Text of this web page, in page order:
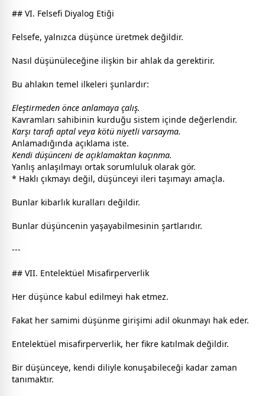
## VI. Felsefi Diyalog Etiği
Felsefe, yalnızca düşünce üretmek değildir.
Nasıl düşünüleceğine ilişkin bir ahlak da gerektirir.
Bu ahlakın temel ilkeleri şunlardır:
Eleştirmeden önce anlamaya çalış.
Kavramları sahibinin kurduğu sistem içinde değerlendir.
Karşı tarafı aptal veya kötü niyetli varsayma.
Anlamadığında açıklama iste.
Kendi düşünceni de açıklamaktan kaçınma.
Yanlış anlaşılmayı ortak sorumluluk olarak gör.
* Haklı çıkmayı değil, düşünceyi ileri taşımayı amaçla.
Bunlar kibarlık kuralları değildir.
Bunlar düşüncenin yaşayabilmesinin şartlarıdır.
---
## VII. Entelektüel Misafirperverlik
Her düşünce kabul edilmeyi hak etmez.
Fakat her samimi düşünme girişimi adil okunmayı hak eder.
Entelektüel misafirperverlik, her fikre katılmak değildir.
Bir düşünceye, kendi diliyle konuşabileceği kadar zaman
tanımaktır.